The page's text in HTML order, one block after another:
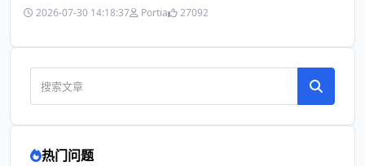
2026-07-30 14:18:37 Portia 27092
热门问题